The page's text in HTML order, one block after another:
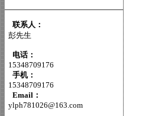
联系人：
彭先生
电话：
15348709176
手机：
15348709176
Email：
ylph781026@163.com